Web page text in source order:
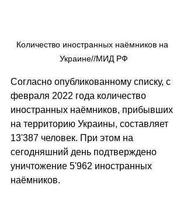
Количество иностранных наёмников на
Украине//МИД РФ
Согласно опубликованному списку, с
февраля 2022 года количество
иностранных наёмников, прибывших
на территорию Украины, составляет
13'387 человек. При этом на
сегодняшний день подтверждено
уничтожение 5'962 иностранных
наёмников.